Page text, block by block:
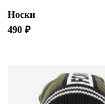
Носки
490 ₽